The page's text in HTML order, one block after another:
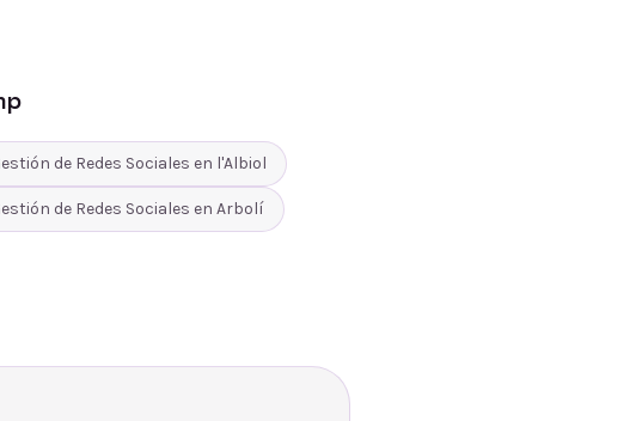
de Redes Sociales en l'Albiol
de Redes Sociales en Arbolí